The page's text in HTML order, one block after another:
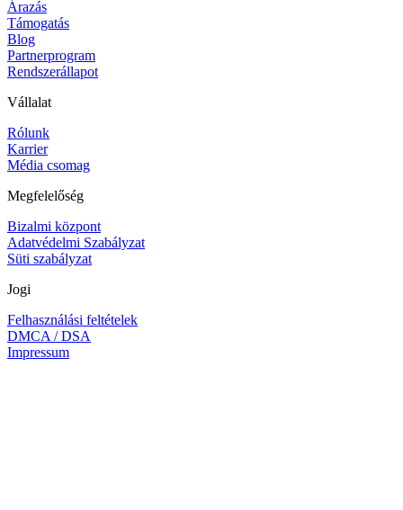
Árazás
Támogatás
Blog
Partnerprogram
Rendszerállapot
Vállalat
Rólunk
Karrier
Média csomag
Megfelelőség
Bizalmi központ
Adatvédelmi Szabályzat
Süti szabályzat
Jogi
Felhasználási feltételek
DMCA / DSA
Impressum